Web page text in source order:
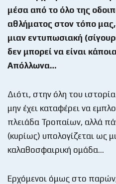
μέσα από το όλο της
αθλήματος στον τόπο
μιαν εντυπωσιακή
δεν μπορεί να είναι
Απόλλωνα…
Διότι, στην όλη του
μην έχει καταφέρει να
πλειάδα Τροπαίων, αλλά
(κυρίως) υπολογίζεται ως
καλαθοσφαιρική ομάδα…
Ερχόμενοι όμως στο